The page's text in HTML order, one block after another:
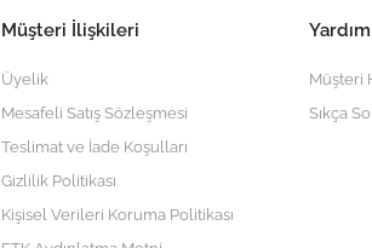
Müşteri İlişkileri
Üyelik
Mesafeli Satış Sözleşmesi
Teslimat ve İade Koşulları
Gizlilik Politikası
Kişisel Verileri Koruma Politikası
Yardım
Müşteri
Sıkça